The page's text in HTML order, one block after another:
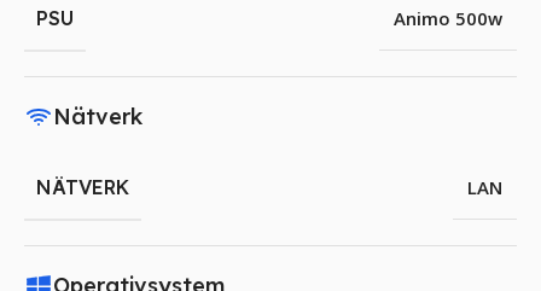
PSU Animo 500w
Nätverk
NÄTVERK LAN